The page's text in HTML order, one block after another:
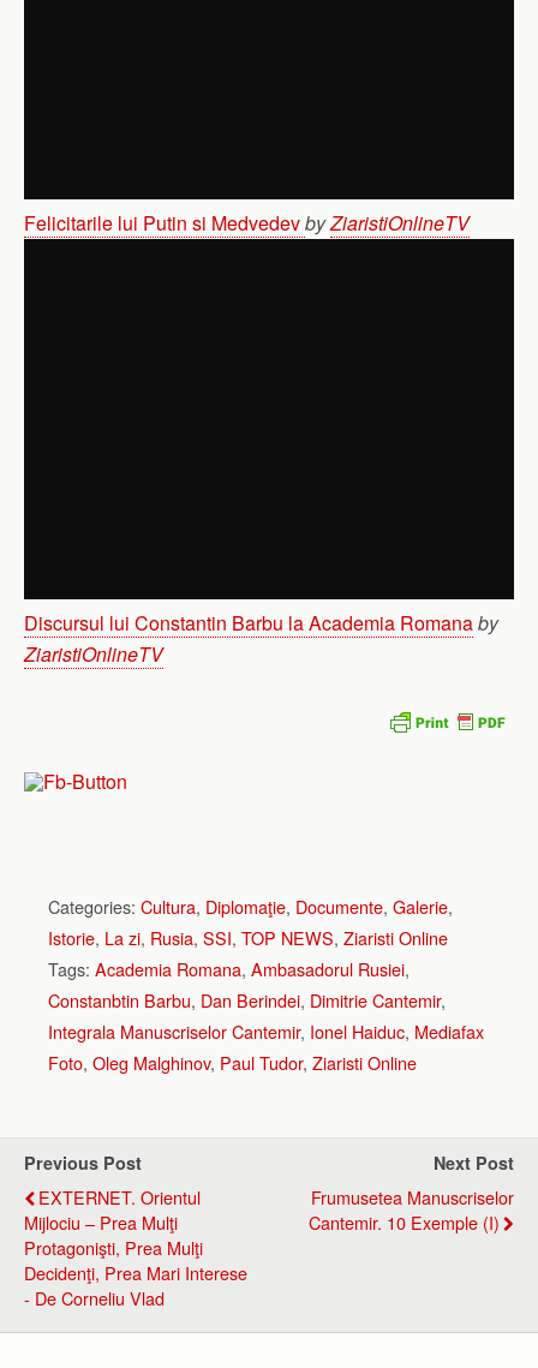
Felicitarile lui Putin si MedvedevbyZiaristiOnlineTV
Discursul lui Constantin Barbu la Academia Romanaby
ZiaristiOnlineTV
Categories: Cultura, Diplomaţie, Documente, Galerie,
Istorie, La zi, Rusia, SSI, TOP NEWS, Ziaristi Online
Tags: Academia Romana, Ambasadorul Rusiei,
Constanbtin Barbu, Dan Berindei, Dimitrie Cantemir,
Integrala Manuscriselor Cantemir, Ionel Haiduc, Mediafax
Foto, Oleg Malghinov, Paul Tudor, Ziaristi Online
Previous Post
EXTERNET. Orientul
Mijlociu – Prea Mulţi
Protagonişti, Prea Mulţi
Decidenţi, Prea Mari Interese
- De Corneliu Vlad
Next Post
Frumusetea Manuscriselor
Cantemir. 10 Exemple (I)